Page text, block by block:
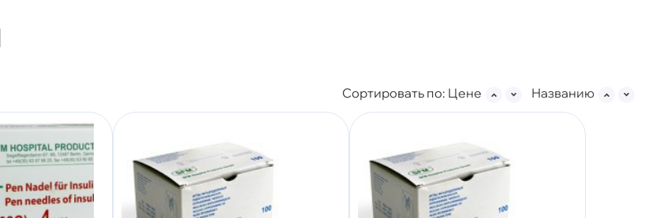
Сортировать по: Цене Названию